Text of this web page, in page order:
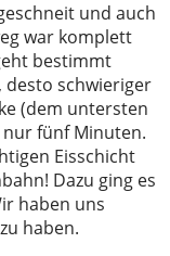
und auch
war komplett
bestimmt
desto schwieriger
(dem untersten
fünf Minuten.
Eisschicht
Dazu ging es
haben uns
haben.